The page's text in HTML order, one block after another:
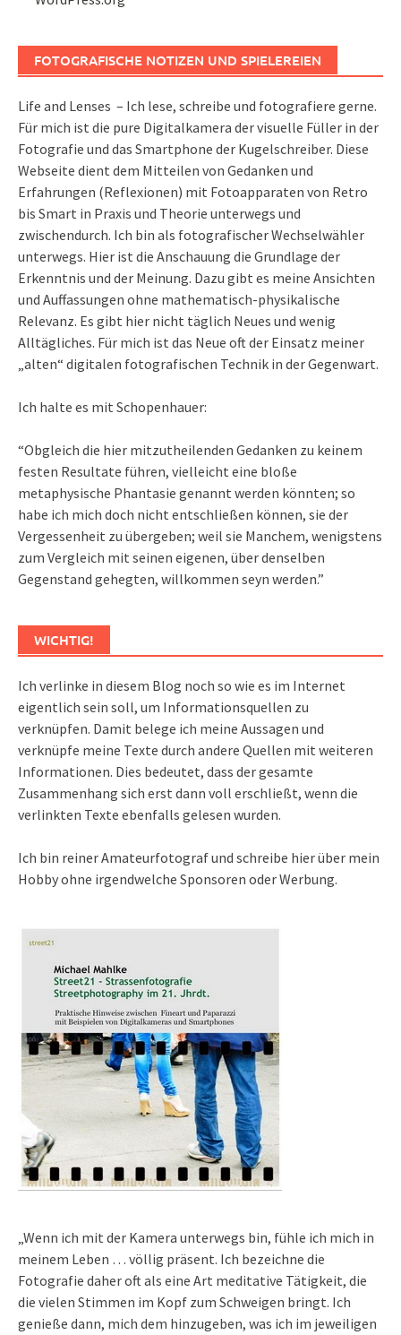
FOTOGRAFISCHE NOTIZEN UND SPIELEREIEN
Life and Lenses – Ich lese, schreibe und fotografiere gerne.
Für mich ist die pure Digitalkamera der visuelle Füller in der
Fotografie und das Smartphone der Kugelschreiber. Diese
Webseite dient dem Mitteilen von Gedanken und
Erfahrungen (Reflexionen) mit Fotoapparaten von Retro
bis Smart in Praxis und Theorie unterwegs und
zwischendurch. Ich bin als fotografischer Wechselwähler
unterwegs. Hier ist die Anschauung die Grundlage der
Erkenntnis und der Meinung. Dazu gibt es meine Ansichten
und Auffassungen ohne mathematisch-physikalische
Relevanz. Es gibt hier nicht täglich Neues und wenig
Alltägliches. Für mich ist das Neue oft der Einsatz meiner
„alten“ digitalen fotografischen Technik in der Gegenwart.
Ich halte es mit Schopenhauer:
“Obgleich die hier mitzutheilenden Gedanken zu keinem
festen Resultate führen, vielleicht eine bloße
metaphysische Phantasie genannt werden könnten; so
habe ich mich doch nicht entschließen können, sie der
Vergessenheit zu übergeben; weil sie Manchem, wenigstens
zum Vergleich mit seinen eigenen, über denselben
Gegenstand gehegten, willkommen seyn werden.”
WICHTIG!
Ich verlinke in diesem Blog noch so wie es im Internet
eigentlich sein soll, um Informationsquellen zu
verknüpfen. Damit belege ich meine Aussagen und
verknüpfe meine Texte durch andere Quellen mit weiteren
Informationen. Dies bedeutet, dass der gesamte
Zusammenhang sich erst dann voll erschließt, wenn die
verlinkten Texte ebenfalls gelesen wurden.
Ich bin reiner Amateurfotograf und schreibe hier über mein
Hobby ohne irgendwelche Sponsoren oder Werbung.
„Wenn ich mit der Kamera unterwegs bin, fühle ich mich in
meinem Leben … völlig präsent. Ich bezeichne die
Fotografie daher oft als eine Art meditative Tätigkeit, die
die vielen Stimmen im Kopf zum Schweigen bringt. Ich
genieße dann, mich dem hinzugeben, was ich im jeweiligen